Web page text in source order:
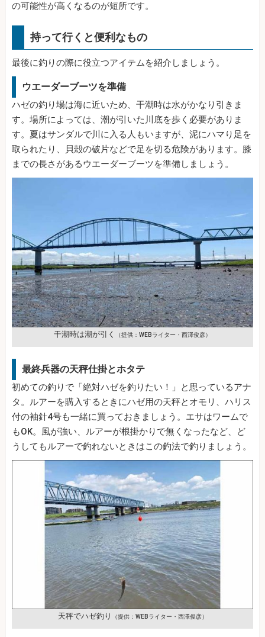
の可能性が高くなるのが短所です。
持って行くと便利なもの
最後に釣りの際に役立つアイテムを紹介しましょう。
ウエーダーブーツを準備
ハゼの釣り場は海に近いため、干潮時は水がかなり引きま
す。場所によっては、潮が引いた川底を歩く必要がありま
す。夏はサンダルで川に入る人もいますが、泥にハマり足を
取られたり、貝殻の破片などで足を切る危険があります。膝
までの長さがあるウエーダーブーツを準備しましょう。
干潮時は潮が引く （提供：WEBライター・西澤俊彦）
最終兵器の天秤仕掛とホタテ
初めての釣りで「絶対ハゼを釣りたい！」と思っているアナ
タ。ルアーを購入するときにハゼ用の天秤とオモリ、ハリス
付の袖針4号も一緒に買っておきましょう。エサはワームで
もOK。風が強い、ルアーが根掛かりで無くなったなど、ど
うしてもルアーで釣れないときはこの釣法で釣りましょう。
天秤でハゼ釣り （提供：WEBライター・西澤俊彦）